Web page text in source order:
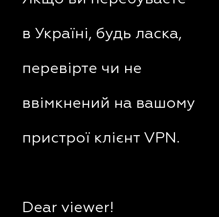
в Україні, будь ласка,
перевірте чи не
ввімкнений на вашому
пристрої клієнт VPN.
Dear viewer!